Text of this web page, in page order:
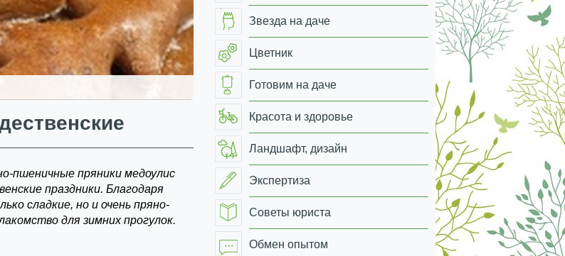
пшеничные пряники медоулис
праздники. Благодаря
сладкие, но и очень пряно-
для зимних прогулок.
Звезда на даче
Цветник
Готовим на даче
Красота и здоровье
Ландшафт, дизайн
Экспертиза
Советы юриста
Обмен опытом